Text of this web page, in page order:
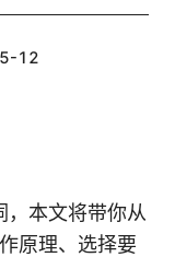
12
本文将带你从
原理、选择要